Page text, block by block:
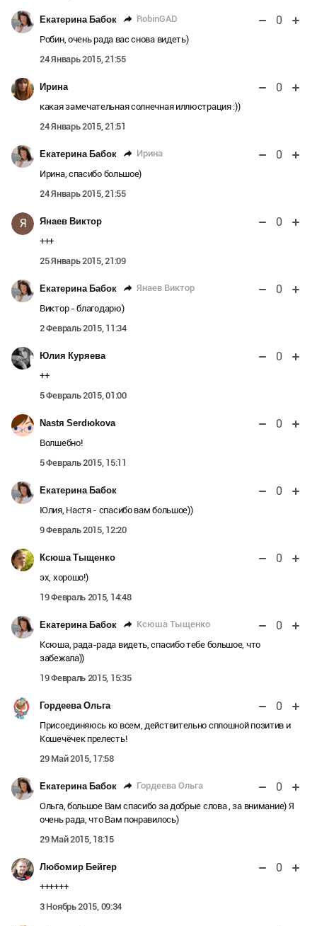
Екатерина Бабок RobinGAD 0
Робин, очень рада вас снова видеть)
24 Январь 2015, 21:55
Ирина 0
какая замечательная солнечная иллюстрация :))
24 Январь 2015, 21:51
Екатерина Бабок Ирина 0
Ирина, спасибо большое)
24 Январь 2015, 21:55
Я Янаев Виктор 0
+++
25 Январь 2015, 21:09
Екатерина Бабок Янаев Виктор 0
Виктор - благодарю)
2 Февраль 2015, 11:34
Юлия Куряева 0
++
5 Февраль 2015, 01:00
Nastя Serdюkova 0
Волшебно!
5 Февраль 2015, 15:11
Екатерина Бабок 0
Юлия, Настя - спасибо вам большое))
9 Февраль 2015, 12:20
Ксюша Тыщенко 0
эх, хорошо!)
19 Февраль 2015, 14:48
Екатерина Бабок Ксюша Тыщенко 0
Ксюша, рада-рада видеть, спасибо тебе большое, что
забежала))
19 Февраль 2015, 15:35
Гордеева Ольга 0
Присоединяюсь ко всем, действительно сплошной позитив и
Кошечёчек прелесть!
29 Май 2015, 17:58
Екатерина Бабок Гордеева Ольга 0
Ольга, большое Вам спасибо за добрые слова , за внимание) Я
очень рада, что Вам понравилось)
29 Май 2015, 18:15
Любомир Бейгер 0
++++++
3 Ноябрь 2015, 09:34